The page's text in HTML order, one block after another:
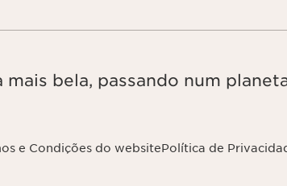
mais bela, passando num
e Condições do websitePolítica de